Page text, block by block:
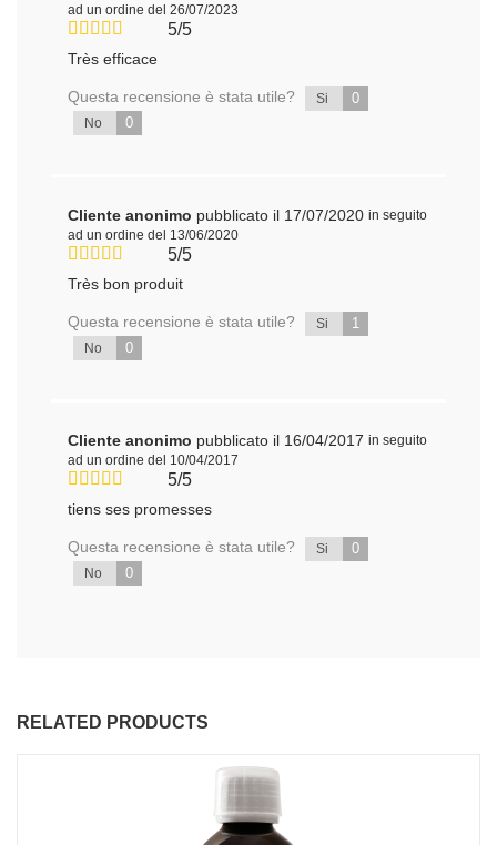
ad un ordine del 26/07/2023
5/5
Très efficace
Questa recensione è stata utile? Si 0
No 0
Cliente anonimo pubblicato il 17/07/2020 in seguito
ad un ordine del 13/06/2020
5/5
Très bon produit
Questa recensione è stata utile? Si 1
No 0
Cliente anonimo pubblicato il 16/04/2017 in seguito
ad un ordine del 10/04/2017
5/5
tiens ses promesses
Questa recensione è stata utile? Si 0
No 0
RELATED PRODUCTS